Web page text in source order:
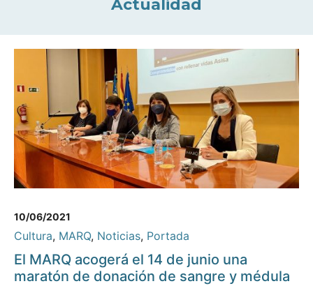
Actualidad
10/06/2021
Cultura, MARQ, Noticias, Portada
El MARQ acogerá el 14 de junio una
maratón de donación de sangre y médula